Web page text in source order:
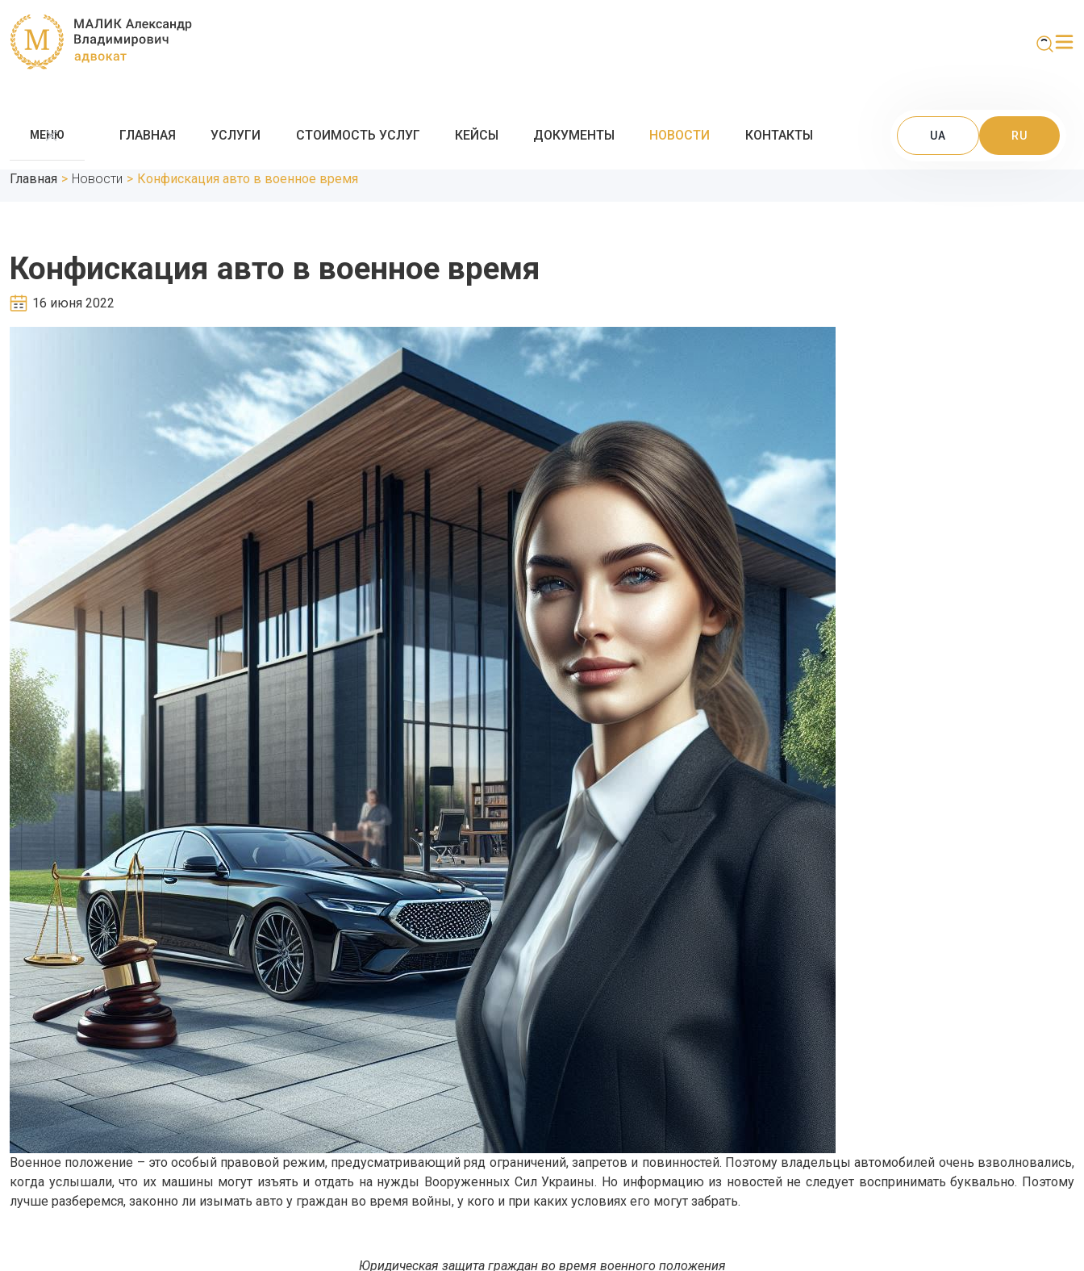
МЕНЮ ГЛАВНАЯ УСЛУГИ СТОИМОСТЬ УСЛУГ КЕЙСЫ ДОКУМЕНТЫ НОВОСТИ КОНТАКТЫ UA RU
Главная > Новости > Конфискация авто в военное время
Конфискация авто в военное время
16 июня 2022
Военное положение – это особый правовой режим, предусматривающий ряд ограничений, запретов и повинностей. Поэтому владельцы автомобилей очень взволновались,
когда услышали, что их машины могут изъять и отдать на нужды Вооруженных Сил Украины. Но информацию из новостей не следует воспринимать буквально. Поэтому
лучше разберемся, законно ли изымать авто у граждан во время войны, у кого и при каких условиях его могут забрать.
Юридическая защита граждан во время военного положения